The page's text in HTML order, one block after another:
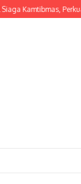
Perkuat